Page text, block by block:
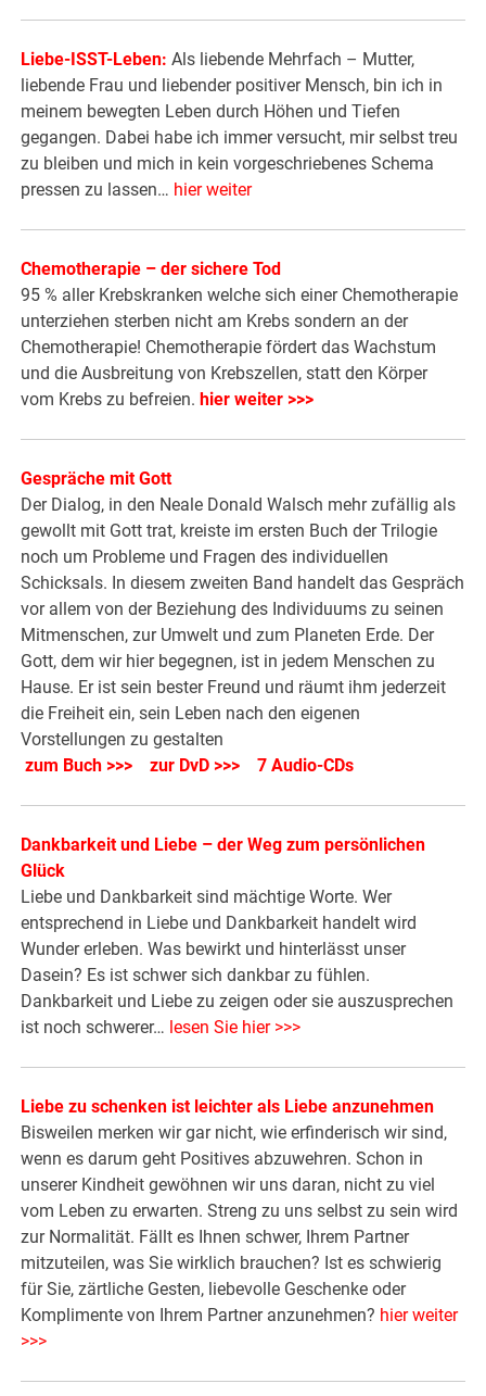
Liebe-ISST-Leben: Als liebende Mehrfach – Mutter,
liebende Frau und liebender positiver Mensch, bin ich in
meinem bewegten Leben durch Höhen und Tiefen
gegangen. Dabei habe ich immer versucht, mir selbst treu
zu bleiben und mich in kein vorgeschriebenes Schema
pressen zu lassen… hier weiter
Chemotherapie – der sichere Tod
95 % aller Krebskranken welche sich einer Chemotherapie
unterziehen sterben nicht am Krebs sondern an der
Chemotherapie! Chemotherapie fördert das Wachstum
und die Ausbreitung von Krebszellen, statt den Körper
vom Krebs zu befreien. hier weiter >>>
Gespräche mit Gott
Der Dialog, in den Neale Donald Walsch mehr zufällig als
gewollt mit Gott trat, kreiste im ersten Buch der Trilogie
noch um Probleme und Fragen des individuellen
Schicksals. In diesem zweiten Band handelt das Gespräch
vor allem von der Beziehung des Individuums zu seinen
Mitmenschen, zur Umwelt und zum Planeten Erde. Der
Gott, dem wir hier begegnen, ist in jedem Menschen zu
Hause. Er ist sein bester Freund und räumt ihm jederzeit
die Freiheit ein, sein Leben nach den eigenen
Vorstellungen zu gestalten
zum Buch >>>
zur DvD >>> 7 Audio-CDs
Dankbarkeit und Liebe – der Weg zum persönlichen
Glück
Liebe und Dankbarkeit sind mächtige Worte. Wer
entsprechend in Liebe und Dankbarkeit handelt wird
Wunder erleben. Was bewirkt und hinterlässt unser
Dasein? Es ist schwer sich dankbar zu fühlen.
Dankbarkeit und Liebe zu zeigen oder sie auszusprechen
ist noch schwerer… lesen Sie hier >>>
Liebe zu schenken ist leichter als Liebe anzunehmen
Bisweilen merken wir gar nicht, wie erfinderisch wir sind,
wenn es darum geht Positives abzuwehren. Schon in
unserer Kindheit gewöhnen wir uns daran, nicht zu viel
vom Leben zu erwarten. Streng zu uns selbst zu sein wird
zur Normalität. Fällt es Ihnen schwer, Ihrem Partner
mitzuteilen, was Sie wirklich brauchen? Ist es schwierig
für Sie, zärtliche Gesten, liebevolle Geschenke oder
Komplimente von Ihrem Partner anzunehmen? hier weiter
>>>